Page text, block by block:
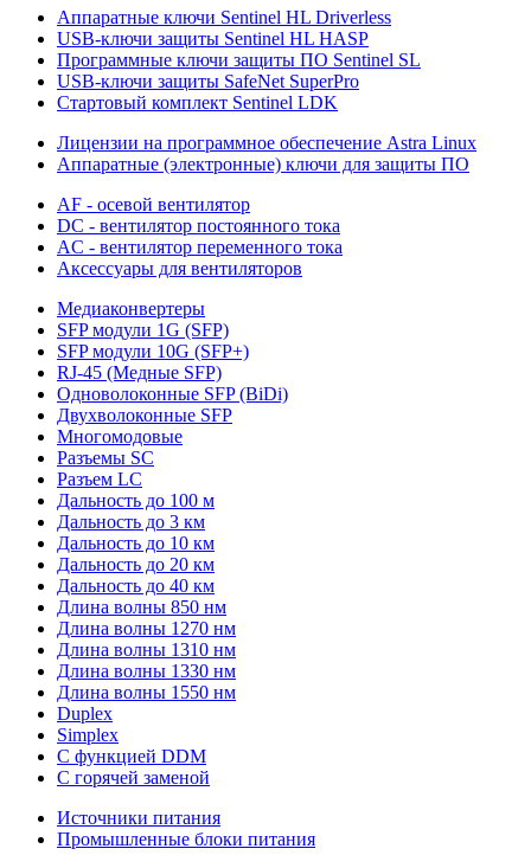
Аппаратные ключи Sentinel HL Driverless
USB-ключи защиты Sentinel HL HASP
Программные ключи защиты ПО Sentinel SL
USB-ключи защиты SafeNet SuperPro
Стартовый комплект Sentinel LDK
Лицензии на программное обеспечение Astra Linux
Аппаратные (электронные) ключи для защиты ПО
AF - осевой вентилятор
DC - вентилятор постоянного тока
AC - вентилятор переменного тока
Аксессуары для вентиляторов
Медиаконвертеры
SFP модули 1G (SFP)
SFP модули 10G (SFP+)
RJ-45 (Медные SFP)
Одноволоконные SFP (BiDi)
Двухволоконные SFP
Многомодовые
Разъемы SC
Разъем LC
Дальность до 100 м
Дальность до 3 км
Дальность до 10 км
Дальность до 20 км
Дальность до 40 км
Длина волны 850 нм
Длина волны 1270 нм
Длина волны 1310 нм
Длина волны 1330 нм
Длина волны 1550 нм
Duplex
Simplex
С функцией DDM
С горячей заменой
Источники питания
Промышленные блоки питания